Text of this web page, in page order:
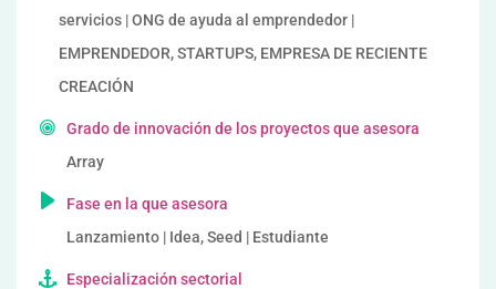
servicios | ONG de ayuda al emprendedor |
EMPRENDEDOR, STARTUPS, EMPRESA DE RECIENTE
CREACIÓN
Grado de innovación de los proyectos que asesora
Array
Fase en la que asesora
Lanzamiento | Idea, Seed | Estudiante
Especialización sectorial